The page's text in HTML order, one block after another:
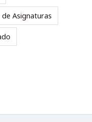
Asignaturas